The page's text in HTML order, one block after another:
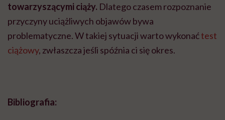
towarzyszącymi ciąży. Dlatego czasem rozpoznanie
przyczyny uciążliwych objawów bywa
problematyczne. W takiej sytuacji warto wykonaćtest
ciążowy, zwłaszcza jeśli spóźnia ci się okres.
Bibliografia: